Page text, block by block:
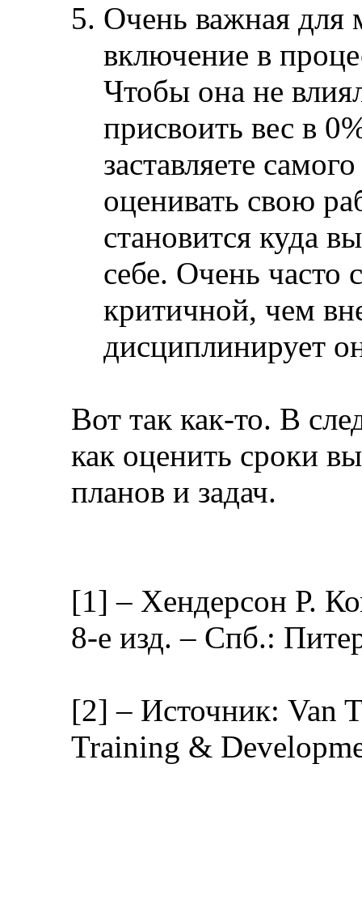
Очень важная для
включение в
Чтобы она не
присвоить вес в
заставляете
оценивать свою
становится куда
себе. Очень часто
критичной, чем
дисциплинирует
Вот так как-то. В
как оценить сроки
планов и задач.
[1] – Хендерсон Р.
8-е изд. – Спб.:
[2]– Источник: Van
Training &